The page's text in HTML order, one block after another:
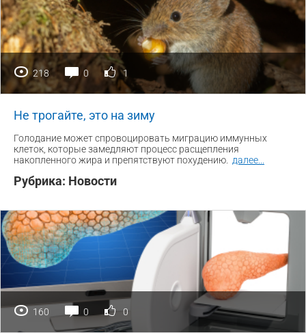
218 0 1
Не трогайте, это на зиму
Голодание может спровоцировать миграцию иммунных
клеток, которые замедляют процесс расщепления
накопленного жира и препятствуют похудению.
далее
Рубрика: Новости
160 0 0